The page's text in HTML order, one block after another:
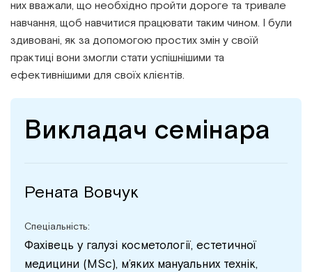
них вважали, що необхідно пройти дороге та тривале
навчання, щоб навчитися працювати таким чином. І були
здивовані, як за допомогою простих змін у своїй
практиці вони змогли стати успішнішими та
ефективнішими для своїх клієнтів.
Викладач семінара
Рената Вовчук
Спеціальність:
Фахівець у галузі косметології, естетичної
медицини (MSc), м’яких мануальних технік,